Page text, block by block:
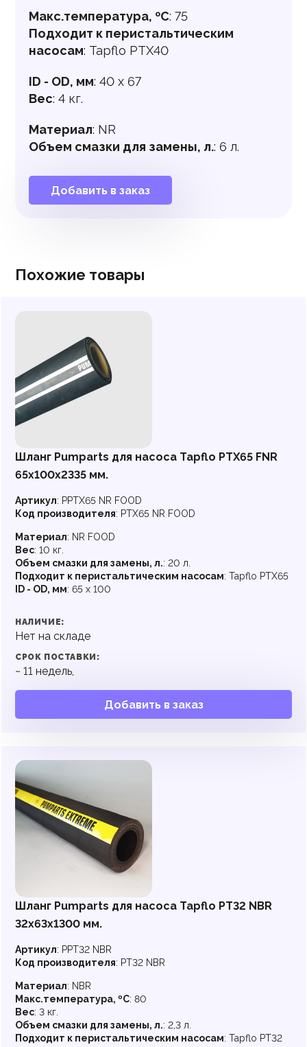
Макс.температура, ºC: 75
Подходит к перистальтическим
насосам: Tapflo PTX40
ID - OD, мм: 40 x 67
Вес: 4 кг.
Материал: NR
Объем смазки для замены, л.: 6 л.
Добавить в заказ
Похожие товары
Шланг Pumparts для насоса Tapflo PTX65 FNR
65х100x2335 мм.
Артикул: PPTX65 NR FOOD
Код производителя: PTX65 NR FOOD
Материал: NR FOOD
Вес: 10 кг.
Объем смазки для замены, л.: 20 л.
Подходит к перистальтическим насосам: Tapflo PTX65
ID - OD, мм: 65 x 100
НАЛИЧИЕ:
Нет на складе
СРОК ПОСТАВКИ:
~ 11 недель,
Добавить в заказ
Шланг Pumparts для насоса Tapflo PT32 NBR
32х63x1300 мм.
Артикул: PPT32 NBR
Код производителя: PT32 NBR
Материал: NBR
Макс.температура, ºC: 80
Вес: 3 кг.
Объем смазки для замены, л.: 2,3 л.
Подходит к перистальтическим насосам: Tapflo PT32